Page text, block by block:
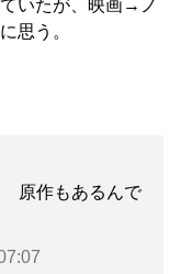
いたが、映画→ノ
思う。
原作もあるんで